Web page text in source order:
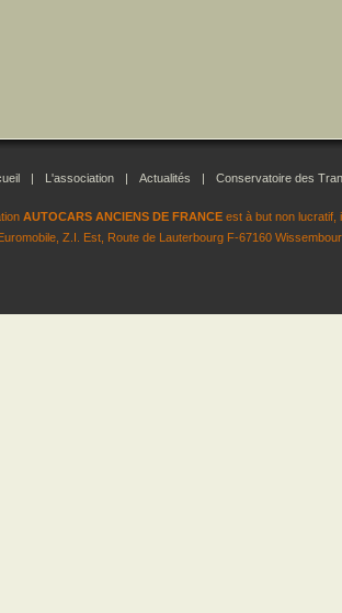
| L'association | Actualités | Conservatoire des
AUTOCARS ANCIENS DE FRANCE est à but non lucratif,
Z.I. Est, Route de Lauterbourg F-67160